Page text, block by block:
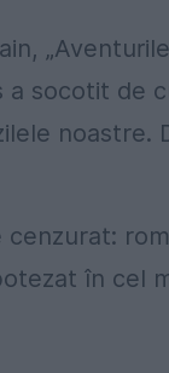
socotit de
noastre.
în cel